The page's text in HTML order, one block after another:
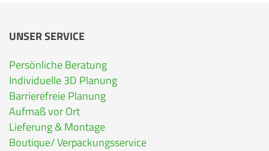
UNSER SERVICE
Persönliche Beratung
Individuelle 3D Planung
Barrierefreie Planung
Aufmaß vor Ort
Lieferung & Montage
Boutique/ Verpackungsservice